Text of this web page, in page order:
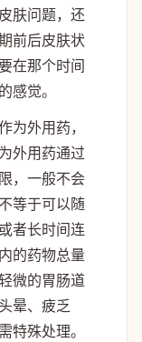
肤问题，还
前后皮肤状
在那个时间
感觉。
为外用药，
外用药通过
，一般不会
等于可以随
者长时间连
的药物总量
微的胃肠道
晕、疲乏
特殊处理。